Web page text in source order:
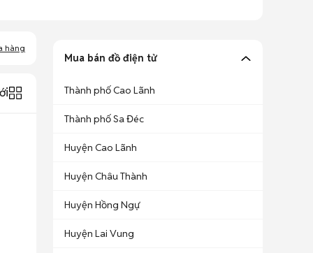
hàng
Mua bán đồ điện tử
Thành phố Cao Lãnh
Thành phố Sa Đéc
Huyện Cao Lãnh
Huyện Châu Thành
Huyện Hồng Ngự
Huyện Lai Vung